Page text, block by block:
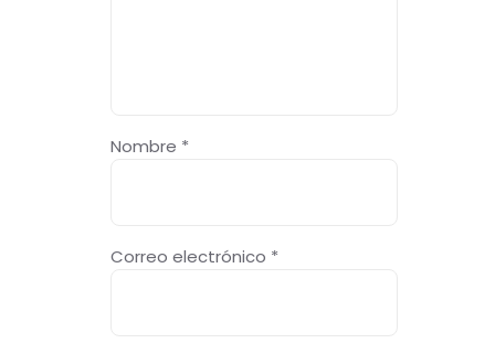
Nombre *
Correo electrónico *